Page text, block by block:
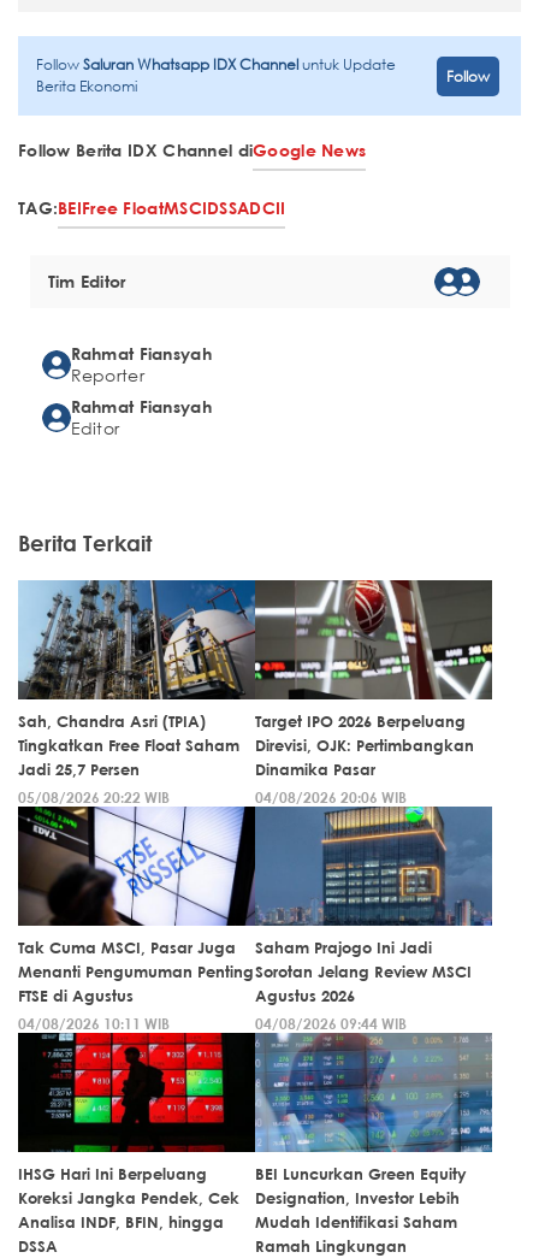
FollowSaluran Whatsapp IDX Channeluntuk Update
Berita Ekonomi
Follow
Follow Berita IDX Channel diGoogle News
TAG:BEIFree FloatMSCIDSSADCII
Tim Editor
Rahmat Fiansyah
Reporter
Rahmat Fiansyah
Editor
Berita Terkait
Sah, Chandra Asri (TPIA)
Tingkatkan Free Float Saham
Jadi 25,7 Persen
05/08/2026 20:22 WIB
Target IPO 2026 Berpeluang
Direvisi, OJK: Pertimbangkan
Dinamika Pasar
04/08/2026 20:06 WIB
Tak Cuma MSCI, Pasar Juga
Menanti Pengumuman Penting
FTSE di Agustus
04/08/2026 10:11 WIB
Saham Prajogo Ini Jadi
Sorotan Jelang Review MSCI
Agustus 2026
04/08/2026 09:44 WIB
IHSG Hari Ini Berpeluang
Koreksi Jangka Pendek, Cek
Analisa INDF, BFIN, hingga
DSSA
BEI Luncurkan Green Equity
Designation, Investor Lebih
Mudah Identifikasi Saham
Ramah Lingkungan